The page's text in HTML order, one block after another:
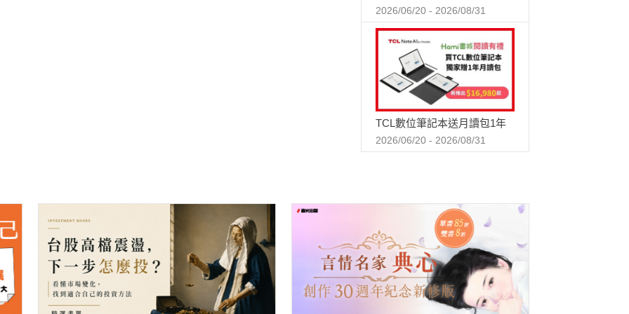
2026/06/20 - 2026/08/31
TCL數位筆記本送月讀包1年
2026/06/20 - 2026/08/31